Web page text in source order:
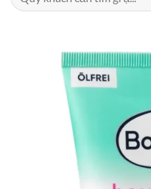
kiếm: